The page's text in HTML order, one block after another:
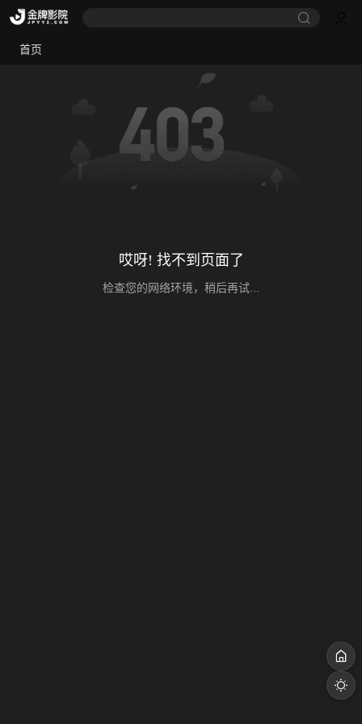
首页
哎呀! 找不到页面了
检查您的网络环境，稍后再试...